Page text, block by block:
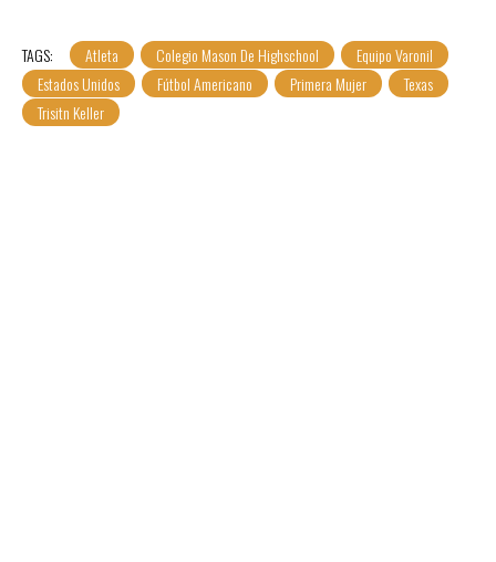
TAGS: Atleta Colegio Mason De Highschool
Equipo Varonil
Estados Unidos
Fútbol Americano Primera Mujer
Texas
Trisitn Keller